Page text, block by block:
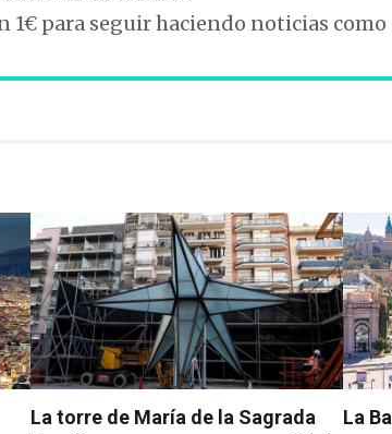
1€ para seguir haciendo noticias como
La torre de María de la Sagrada
La